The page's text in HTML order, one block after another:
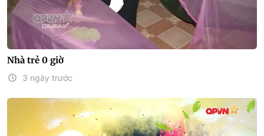
Nhà trẻ 0 giờ
3 ngày trước